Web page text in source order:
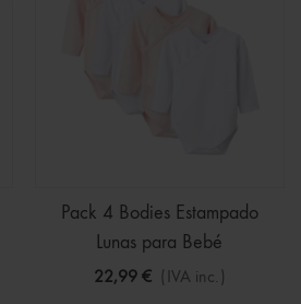
Pack 4 Bodies Estampado
Lunas para Bebé
22,99 € (IVA inc.)